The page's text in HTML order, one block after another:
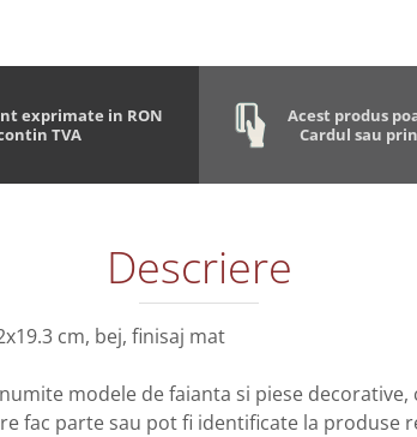
exprimate in RON
TVA
Acest produs
Cardul sau
Descriere
cm, bej, finisaj mat
modele de faianta si piese
fac parte sau pot fi identificate la produse